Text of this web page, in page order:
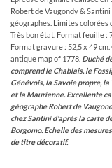
Robert de Vaugondy & Santini
géographes. Limites colorées
Très bon état. Format feuille :
Format gravure : 52,5 x 49
antique map of 1778. Duché
comprend le Chablais, le
Génévois, la Savoie propre, la
et la Maurienne. Excellente
géographe Robert de
chez Santini d’après la carte
Borgomo. Echelle des
de titre décoratif.